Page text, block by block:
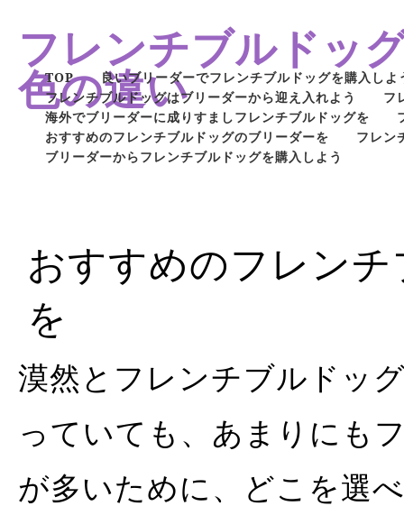
フレンチブルドッ
色の違い
TOP
良いブリーダーでフレンチブルドッグを購入しよ
フレンチブルドッグはブリーダーから迎え入れよう
フ
海外でブリーダーに成りすましフレンチブルドッグを
おすすめのフレンチブルドッグのブリーダーを
フレン
ブリーダーからフレンチブルドッグを購入しよう
おすすめのフレン
を
漠然とフレンチブルドッ
っていても、あまりにも
が多いために、どこを選